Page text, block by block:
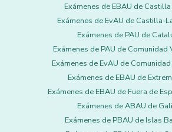
Exámenes de EBAU de
Exámenes de EvAU de Castilla-
Exámenes de PAU de
Exámenes de PAU de Comunidad
Exámenes de EvAU de
Exámenes de EBAU de
Exámenes de EBAU de Fuera de
Exámenes de ABAU de
Exámenes de PBAU de Islas